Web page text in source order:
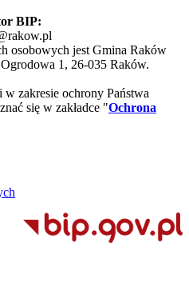
BIP:
osobowych jest Gmina Raków
1, 26-035 Raków.
zakresie ochrony Państwa
się w zakładce "Ochrona